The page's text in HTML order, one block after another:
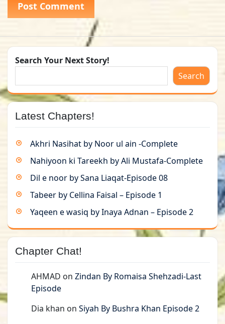
Search Your Next Story!
Search
Latest Chapters!
Akhri Nasihat by Noor ul ain -Complete
Nahiyoon ki Tareekh by Ali Mustafa-Complete
Dil e noor by Sana Liaqat-Episode 08
Tabeer by Cellina Faisal – Episode 1
Yaqeen e wasiq by Inaya Adnan – Episode 2
Chapter Chat!
AHMAD on Zindan By Romaisa Shehzadi-Last
Episode
Dia khan on Siyah By Bushra Khan Episode 2